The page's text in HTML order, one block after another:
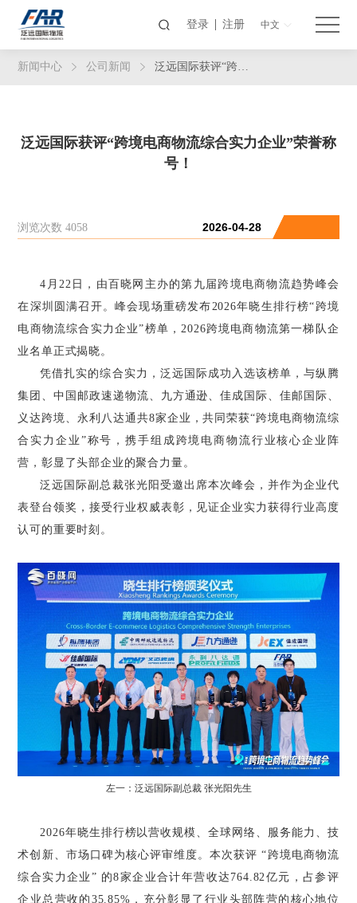
登录 注册 中文
新闻中心 公司新闻
泛远国际获评“跨境电商物流综合实力企业”荣誉称
号！
浏览次数 4058 2026-04-28
4月22日，由百晓网主办的第九届跨境电商物流趋势峰会
在深圳圆满召开。峰会现场重磅发布2026年晓生排行榜“跨境
电商物流综合实力企业”榜单，2026跨境电商物流第一梯队企
业名单正式揭晓。
凭借扎实的综合实力，泛远国际成功入选该榜单，与纵腾
集团、中国邮政速递物流、九方通逊、佳成国际、佳邮国际、
义达跨境、永利八达通共8家企业，共同荣获“跨境电商物流综
合实力企业”称号，携手组成跨境电商物流行业核心企业阵
营，彰显了头部企业的聚合力量。
泛远国际副总裁张光阳受邀出席本次峰会，并作为企业代
表登台领奖，接受行业权威表彰，见证企业实力获得行业高度
认可的重要时刻。
左一：泛远国际副总裁 张光阳先生
2026年晓生排行榜以营收规模、全球网络、服务能力、技
术创新、市场口碑为核心评审维度。本次获评 “跨境电商物流
综合实力企业” 的8家企业合计年营收达764.82亿元，占参评
企业总营收的35.85%，充分彰显了行业头部阵营的核心地位